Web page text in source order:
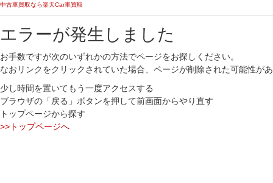
中古車買取なら楽天Car車買取
エラーが発生しました
お手数ですが次のいずれかの方法でページをお探しください。
なおリンクをクリックされていた場合、ページが削除された可能性が
少し時間を置いてもう一度アクセスする
ブラウザの「戻る」ボタンを押して前画面からやり直す
トップページから探す
>>トップページへ